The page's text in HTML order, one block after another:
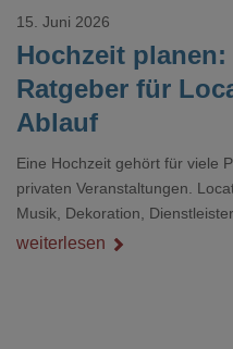
Hochzeit
Ratgeber für
Ablauf
15. Juni 2026
Eine Hochzeit gehört für viele
privaten Veranstaltungen.
Musik, Dekoration,
zusammenpassen, damit der
weiterlesen